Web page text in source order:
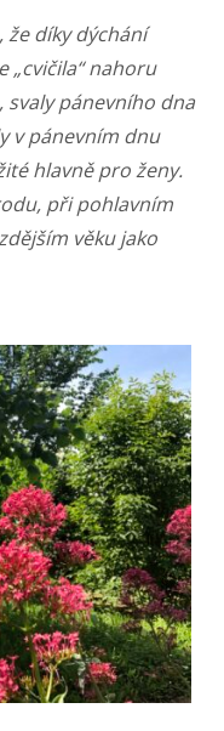
že díky dýchání
„cvičila“ nahoru
pánevního dna
v pánevním dnu
hlavně pro ženy.
při pohlavním
věku jako